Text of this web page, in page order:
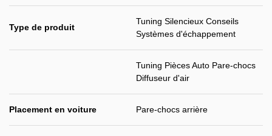
Type de produit
Tuning Silencieux Conseils
Systèmes d'échappement
Tuning Pièces Auto Pare-chocs
Diffuseur d'air
Placement en voiture Pare-chocs arrière